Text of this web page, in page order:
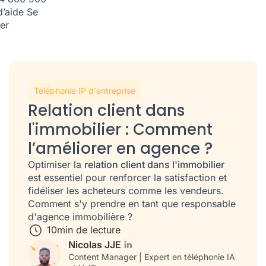
Se
Téléphonie IP d'entreprise
Relation client dans
l'immobilier : Comment
l’améliorer en agence ?
Optimiser la relation client dans l'immobilier
est essentiel pour renforcer la satisfaction et
fidéliser les acheteurs comme les vendeurs.
Comment s'y prendre en tant que responsable
d'agence immobilière ?
10min de lecture
Nicolas JJE
Content Manager | Expert en téléphonie IA